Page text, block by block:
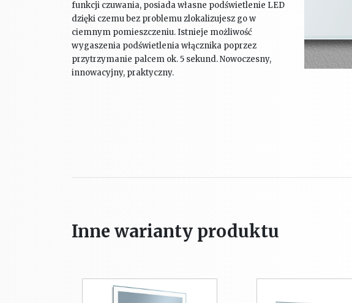
funkcji czuwania, posiada własne podświetlenie LED
dzięki czemu bez problemu zlokalizujesz go w
ciemnym pomieszczeniu. Istnieje możliwość
wygaszenia podświetlenia włącznika poprzez
przytrzymanie palcem ok. 5 sekund. Nowoczesny,
innowacyjny, praktyczny.
Inne warianty produktu